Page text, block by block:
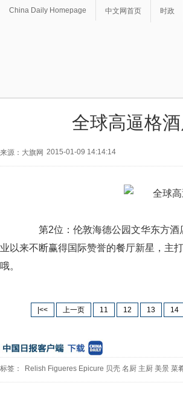
China Daily Homepage 中文网首页 时政
全球高逼格
来源：大旗网 2015-01-09 14:14:14
第2位：伦敦海德公园文华东方酒
业以来不断赢得国际赞誉的餐厅新星，主
哦。
|<< 上一页 11 12 13 14
标签： Relish Figueres Epicure 贝壳 名厨 主厨 美景 菜